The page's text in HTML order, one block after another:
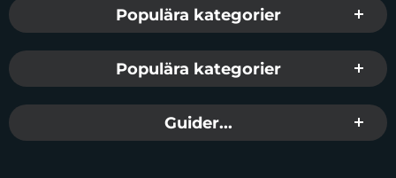
Populära kategorier
Populära kategorier
Guider...